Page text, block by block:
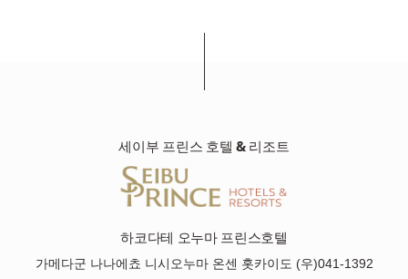
세이부 프린스 호텔 & 리조트
하코다테 오누마 프린스호텔
가메다군 나나에쵸 니시오누마 온센 홋카이도 (우)041-1392